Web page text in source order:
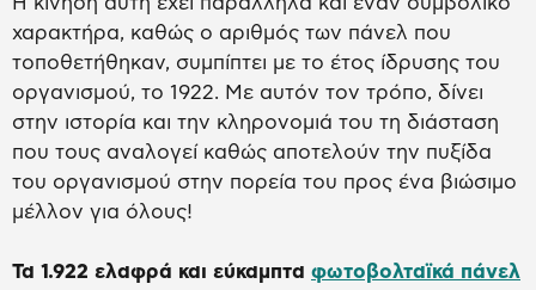
χαρακτήρα, καθώς ο αριθμός των πάνελ που
τοποθετήθηκαν, συμπίπτει με το έτος ίδρυσης του
οργανισμού, το 1922. Με αυτόν τον τρόπο, δίνει
στην ιστορία και την κληρονομιά του τη διάσταση
που τους αναλογεί καθώς αποτελούν την πυξίδα
του οργανισμού στην πορεία του προς ένα βιώσιμο
μέλλον για όλους!
Τα 1.922 ελαφρά και εύκαμπτα φωτοβολταϊκά πάνελ